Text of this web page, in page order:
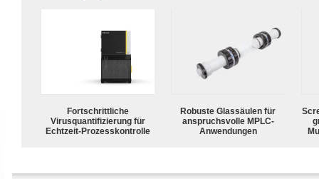
Fortschrittliche
Virusquantifizierung für
Echtzeit-Prozesskontrolle
Robuste Glassäulen für
anspruchsvolle MPLC-
Anwendungen